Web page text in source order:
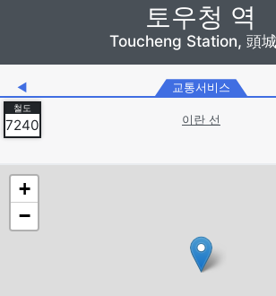
토우청 역
Toucheng Station, 頭
◀ 교통서비스
7240 이란 선
+
−